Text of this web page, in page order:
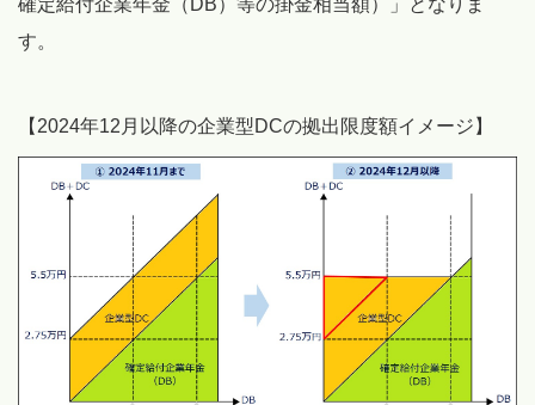
確定給付企業年金（DB）等の掛金相当額）」となりま
す。
【2024年12月以降の企業型DCの拠出限度額イメージ】